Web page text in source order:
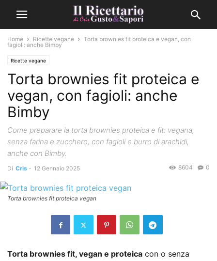
Home Ricette vegane
Torta brownies fit proteica e vegan, con
fagioli: anche Bimby
Ricette vegane
Torta brownies fit proteica e
vegan, con fagioli: anche
Bimby
Come preparare la torta brownies proteica e fit: vegana,
senza farina e zucchero, con fagioli e burro di arachidi,
anche con Bimby.
Di Cris - 12 Gennaio 2025 0
8604
Torta brownies fit proteica vegan
Torta brownies fit, vegan e proteica con o senza